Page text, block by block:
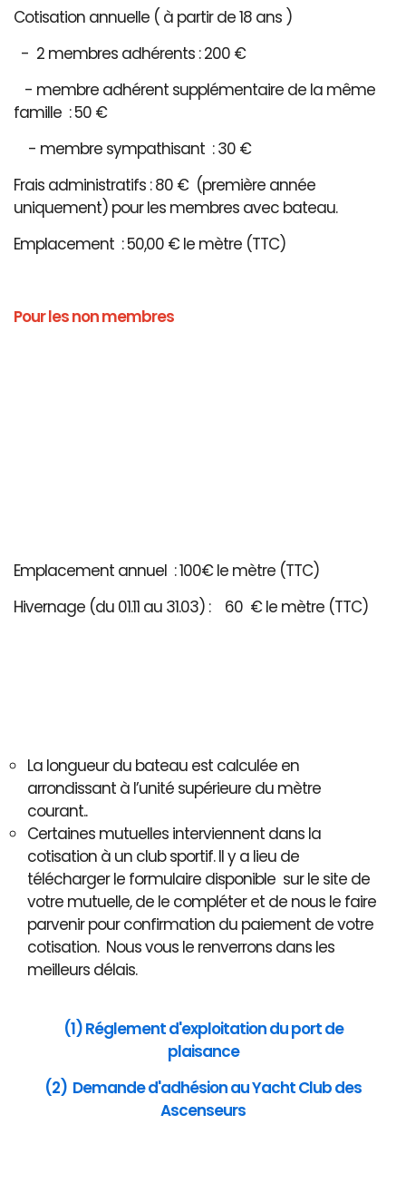
Cotisation annuelle ( à partir de 18 ans )
- 2 membres adhérents : 200 €
- membre adhérent supplémentaire de la même
famille : 50 €
- membre sympathisant : 30 €
Frais administratifs : 80 € (première année
uniquement) pour les membres avec bateau.
Emplacement : 50,00 € le mètre (TTC)
Pour les non membres
Emplacement annuel : 100€ le mètre (TTC)
Hivernage (du 01.11 au 31.03) : 60 € le mètre (TTC)
La longueur du bateau est calculée en
arrondissant à l’unité supérieure du mètre
courant..
Certaines mutuelles interviennent dans la
cotisation à un club sportif. Il y a lieu de
télécharger le formulaire disponible sur le site de
votre mutuelle, de le compléter et de nous le faire
parvenir pour confirmation du paiement de votre
cotisation. Nous vous le renverrons dans les
meilleurs délais.
(1) Réglement d'exploitation du port de
plaisance
(2) Demande d'adhésion au Yacht Club des
Ascenseurs